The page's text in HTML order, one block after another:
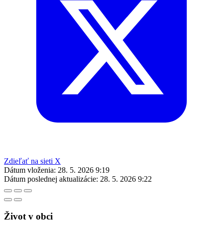
Zdieľať na sieti X
Dátum vloženia: 28. 5. 2026 9:19
Dátum poslednej aktualizácie: 28. 5. 2026 9:22
Život v obci